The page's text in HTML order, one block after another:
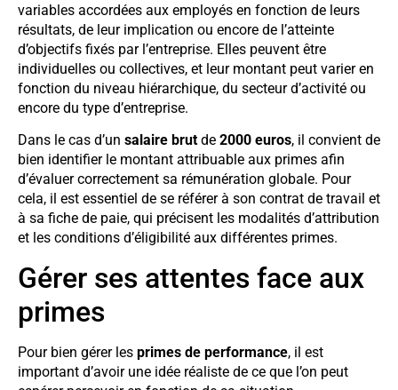
variables accordées aux employés en fonction de leurs
résultats, de leur implication ou encore de l’atteinte
d’objectifs fixés par l’entreprise. Elles peuvent être
individuelles ou collectives, et leur montant peut varier en
fonction du niveau hiérarchique, du secteur d’activité ou
encore du type d’entreprise.
Dans le cas d’un salaire brut de 2000 euros, il convient de
bien identifier le montant attribuable aux primes afin
d’évaluer correctement sa rémunération globale. Pour
cela, il est essentiel de se référer à son contrat de travail et
à sa fiche de paie, qui précisent les modalités d’attribution
et les conditions d’éligibilité aux différentes primes.
Gérer ses attentes face aux
primes
Pour bien gérer les primes de performance, il est
important d’avoir une idée réaliste de ce que l’on peut